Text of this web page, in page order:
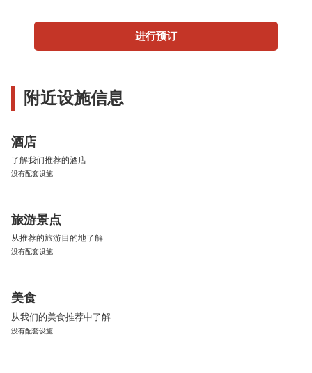
进行预订
附近设施信息
酒店
了解我们推荐的酒店
没有配套设施
旅游景点
从推荐的旅游目的地了解
没有配套设施
美食
从我们的美食推荐中了解
没有配套设施